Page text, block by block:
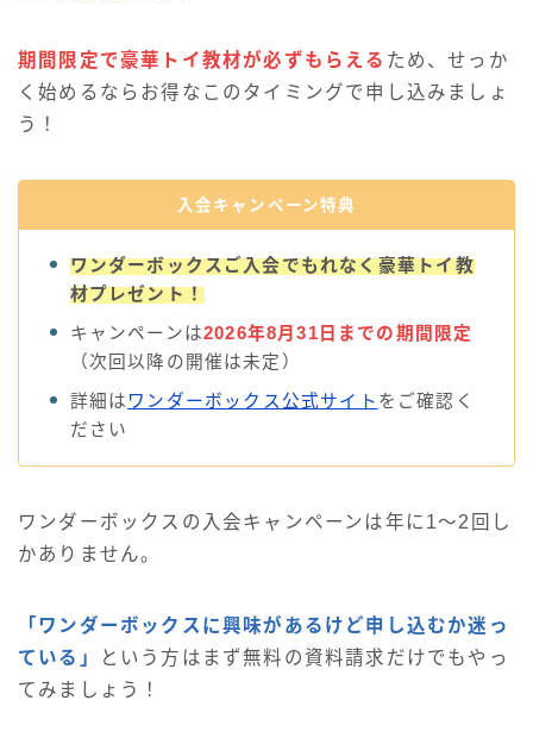
期間限定で豪華トイ教材が必ずもらえる ため、せっか
く始めるならお得なこのタイミングで申し込みましょ
う！
入会キャンペーン特典
ワンダーボックスご入会でもれなく豪華トイ教
材プレゼント！
キャンペーンは2026年8月31日までの期間限定
（次回以降の開催は未定）
詳細は ワンダーボックス公式サイト をご確認く
ださい
ワンダーボックスの入会キャンペーンは年に1〜2回し
かありません。
「ワンダーボックスに興味があるけど申し込むか迷っ
ている」
という方はまず無料の資料請求だけでもやっ
てみましょう！